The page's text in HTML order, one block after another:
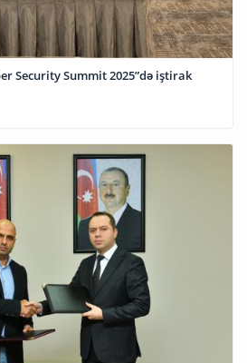
Security Summit 2025”də iştirak